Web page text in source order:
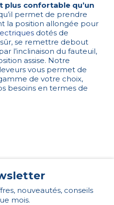
plus confortable qu’un
permet de prendre
la position allongée pour
dotés de
se remettre debout
l’inclinaison du fauteuil,
assise. Notre
vous permet de
de votre choix,
besoins en termes de
nouveautés, conseils
mois.